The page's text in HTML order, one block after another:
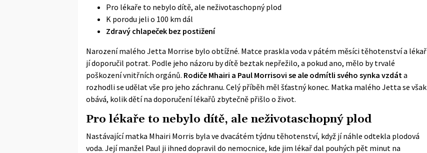
Pro lékaře to nebylo dítě, ale neživotaschopný plod
K porodu jeli o 100 km dál
Zdravý chlapeček bez postižení
Narození malého Jetta Morrise bylo obtížné. Matce praskla voda v pátém měsíci těhotenství a lékař
jí doporučil potrat. Podle jeho názoru by dítě beztak nepřežilo, a pokud ano, mělo by trvalé
poškození vnitřních orgánů. Rodiče Mhairi a Paul Morrisovi se ale odmítli svého synka vzdát a
rozhodli se udělat vše pro jeho záchranu. Celý příběh měl šťastný konec. Matka malého Jetta se však
obává, kolik dětí na doporučení lékařů zbytečně přišlo o život.
Pro lékaře to nebylo dítě, ale neživotaschopný plod
Nastávající matka Mhairi Morris byla ve dvacátém týdnu těhotenství, když jí náhle odtekla plodová
voda. Její manžel Paul ji ihned dopravil do nemocnice, kde jim lékař dal pouhých pět minut na